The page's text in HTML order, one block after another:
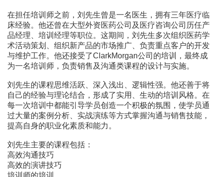
在担任培训师之前，刘先生曾是一名医生，拥有三年医疗临
床经验。他还曾在大型外资医药公司及医疗咨询公司历任产
品经理、培训经理等职位。这期间，刘先生多次组织医药学
术活动策划、组织新产品的市场推广、负责重点客户的开发
与维护工作。他还接受了ClarkMorgan公司的培训，最终成
为一名培训师，负责销售及沟通类课程的设计与实施。
刘先生的课程思维活跃、深入浅出、逻辑性强。他还善于将
自己的经验与理论结合，形成了实用、生动的培训风格。在
每一次培训中都能引导学员创造一个积极的氛围，使学员通
过大量的案例分析、实战演练等方式掌握沟通与销售技能，
提高自身的职业化素质和能力。
刘先生主要的课程包括：
高效沟通技巧
高效的演讲技巧
培训师的培训